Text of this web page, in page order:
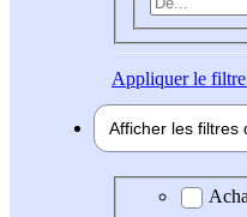
Appliquerle filtre
Afficher les filtres
Domaine